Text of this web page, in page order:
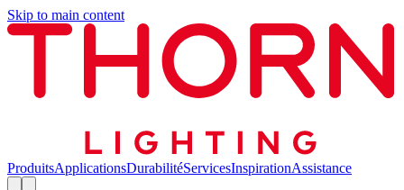
Skip to main content
ProduitsApplicationsDurabilitéServicesInspirationAssistance